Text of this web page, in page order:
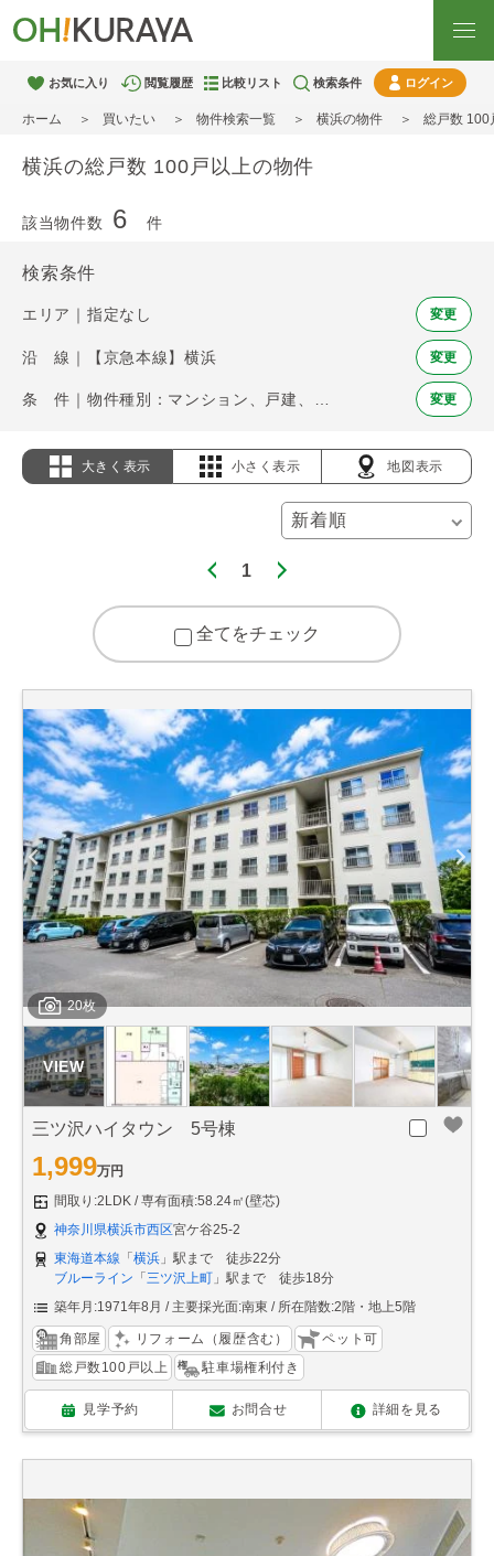
お気に入り 閲覧履歴 比較リスト 検索条件 ログイン
ホーム 買いたい 物件検索一覧 横浜の物件 総戸数 100
横浜の総戸数 100戸以上の物件
該当物件数 6 件
検索条件
エリア｜指定なし 変更
沿 線｜【京急本線】横浜 変更
変更
大きく表示 小さく表示 地図表示
1
全てをチェック
20枚
三ツ沢ハイタウン 5号棟
1,999万円
間取り:2LDK
専有面積:58.24㎡(壁芯)
神奈川県横浜市西区宮ケ谷25-2
東海道本線 「 横浜 」駅まで 徒歩22分
ブルーライン 「 三ツ沢上町 」駅まで 徒歩18分
築年月:1971年8月
主要採光面:南東 所在階数:2階・地上5階
角部屋 リフォーム（履歴含む）
ペット可
総戸数100戸以上
駐車場権利付き
見学予約 お問合せ 詳細を見る